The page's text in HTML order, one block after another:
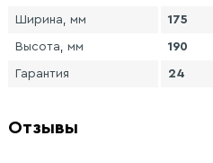
Ширина, мм 175
Высота, мм 190
Гарантия 24
Отзывы